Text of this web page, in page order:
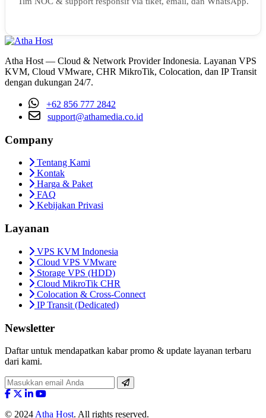
Atha Host — Cloud & Network Provider Indonesia. Layanan VPS
KVM, Cloud VMware, CHR MikroTik, Colocation, dan IP Transit
dengan dukungan 24/7.
+62 856 777 2842
support@athamedia.co.id
Company
Tentang Kami
Kontak
Harga & Paket
FAQ
Kebijakan Privasi
Layanan
VPS KVM Indonesia
Cloud VPS VMware
Storage VPS (HDD)
Cloud MikroTik CHR
Colocation & Cross-Connect
IP Transit (Dedicated)
Newsletter
Daftar untuk mendapatkan kabar promo & update layanan terbaru
dari kami.
© 2024 Atha Host. All rights reserved.